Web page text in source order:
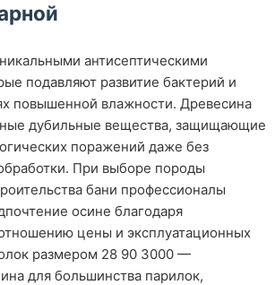
антисептическими
подавляют развитие бактерий и
повышенной влажности. Древесина
дубильные вещества, защищающие
поражений даже без
При выборе породы
бани профессионалы
осине благодаря
цены и эксплуатационных
размером 28 90 3000 —
для большинства парилок,